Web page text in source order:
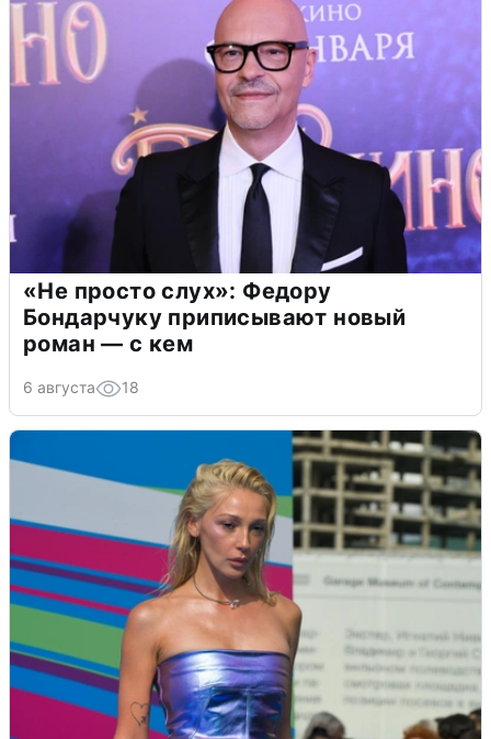
«Не просто слух»: Федору
Бондарчуку приписывают новый
роман — с кем
6 августа 18